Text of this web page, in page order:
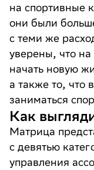
на спортивные
они были
с теми же
уверены, что на
начать новую
а также то, что
заниматься
Как
Матрица
с девятью
управления